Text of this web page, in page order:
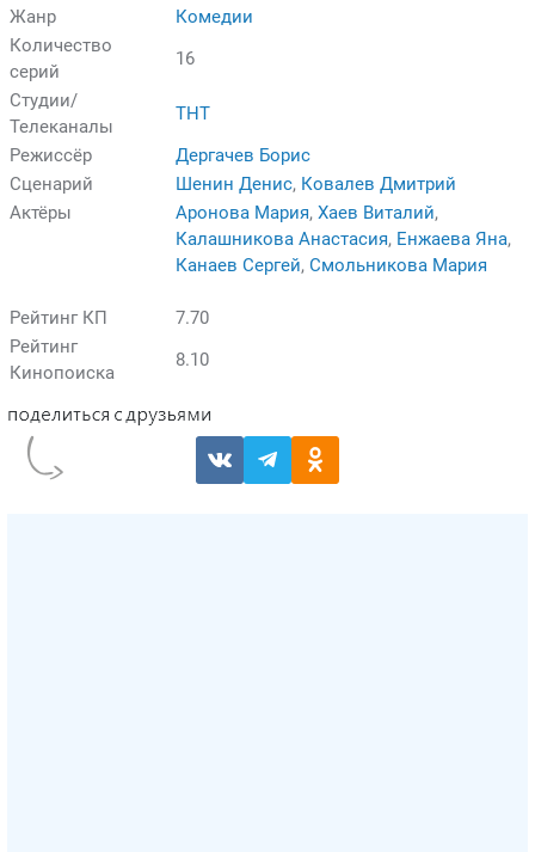
Жанр
Комедии
Количество
серий
16
Студии/
Телеканалы
ТНТ
Режиссёр
Дергачев Борис
Сценарий
Шенин Денис, Ковалев Дмитрий
Актёры
Аронова Мария, Хаев Виталий,
Калашникова Анастасия, Енжаева Яна,
Канаев Сергей, Смольникова Мария
Рейтинг КП
7.70
Рейтинг
Кинопоиска
8.10